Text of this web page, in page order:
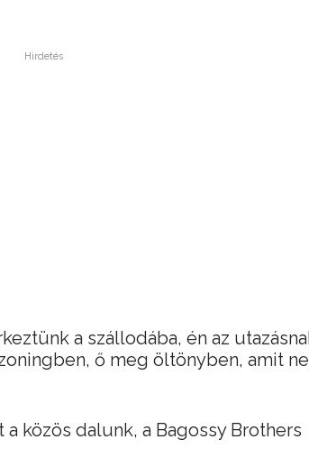
Hirdetés
a szállodába, én az
ő meg öltönyben, amit
közös dalunk, a Bagossy Brothers